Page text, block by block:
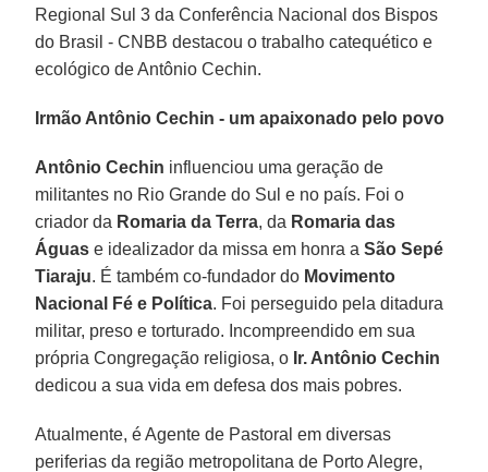
Regional Sul 3 da Conferência Nacional dos Bispos
do Brasil - CNBB destacou o trabalho catequético e
ecológico de Antônio Cechin.
Irmão Antônio Cechin - um apaixonado pelo povo
Antônio Cechin influenciou uma geração de
militantes no Rio Grande do Sul e no país. Foi o
criador da Romaria da Terra, da Romaria das
Águas e idealizador da missa em honra aSão Sepé
Tiaraju. É também co-fundador do Movimento
Nacional Fé e Política. Foi perseguido pela ditadura
militar, preso e torturado. Incompreendido em sua
própria Congregação religiosa, o Ir. Antônio Cechin
dedicou a sua vida em defesa dos mais pobres.
Atualmente, é Agente de Pastoral em diversas
periferias da região metropolitana de Porto Alegre,